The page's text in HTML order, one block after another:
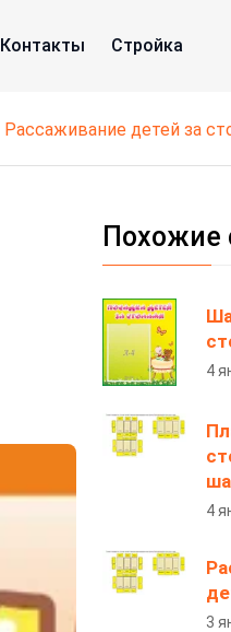
Контакты Стройка
рассаживание детей за
Похожие
4
4
3